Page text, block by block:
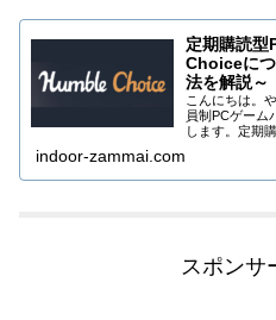
定期購読型
Choiceに
法を解説～
こんにちは。
員制PCゲーム
します。定期
しないと毎月
いますので、
indoor-zammai.com
スポンサ